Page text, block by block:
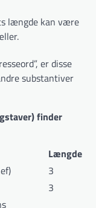
længde kan være
er disse
substantiver
finder
Længde
3
3